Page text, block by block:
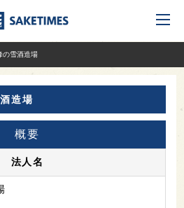
の雪酒造場
造場
概要
法人名